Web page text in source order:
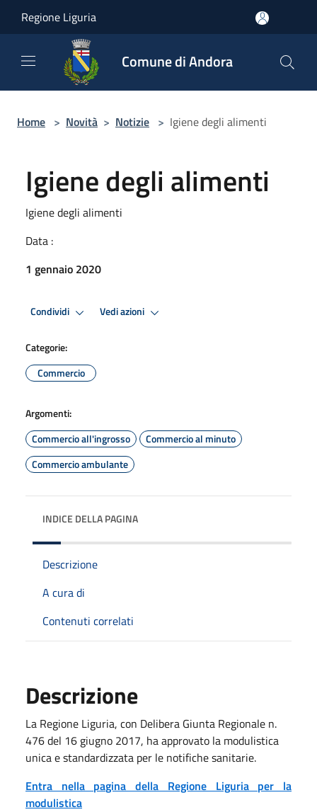
Regione Liguria
Comune di Andora
Home > Novità > Notizie > Igiene degli alimenti
Igiene degli alimenti
Igiene degli alimenti
Data :
1 gennaio 2020
Condividi Vedi azioni
Categorie:
Commercio
Argomenti:
Commercio all'ingrosso
Commercio al minuto
Commercio ambulante
INDICE DELLA PAGINA
Descrizione
A cura di
Contenuti correlati
Descrizione
La Regione Liguria, con Delibera Giunta Regionale n.
476 del 16 giugno 2017, ha approvato la modulistica
unica e standardizzata per le notifiche sanitarie.
Entra nella pagina della Regione Liguria per la
modulistica